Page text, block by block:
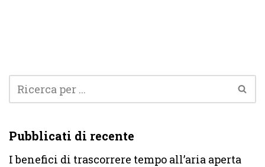
Pubblicati di recente
I benefici di trascorrere tempo all’aria aperta